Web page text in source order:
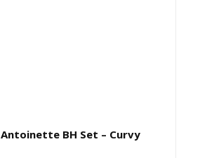
Antoinette BH Set – Curvy